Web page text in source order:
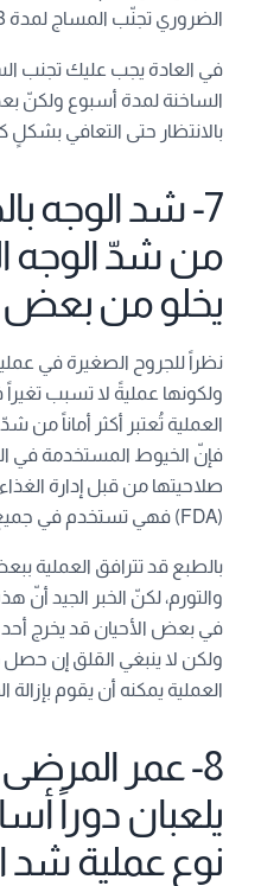
الضروري تجنّب المساج لمدة 3 أسابيع.
في العادة يجب عليك تجنب
الساخنة لمدة أسبوع ولكنّ
بالانتظار حتى التعافي
7- شد الوجه
من شدّ الوجه
يخلو من بعض
نظراً للجروح الصغيرة في
ولكونها عمليةً لا تسبب
العملية تُعتبر أكثر أماناً من
فإنّ الخيوط المستخدمة في
صلاحيتها من قبل إدارة
(FDA) فهي تستخدم في جميع المراكز الطبية حول العالم.
بالطبع قد تترافق العملية
والتورم، لكنّ الخبر الجيد
في بعض الأحيان قد يخرج
ولكن لا ينبغي القلق إن حصل
العملية يمكنه أن يقوم
8- عمر
يلعبان دوراً
نوع عملية شد